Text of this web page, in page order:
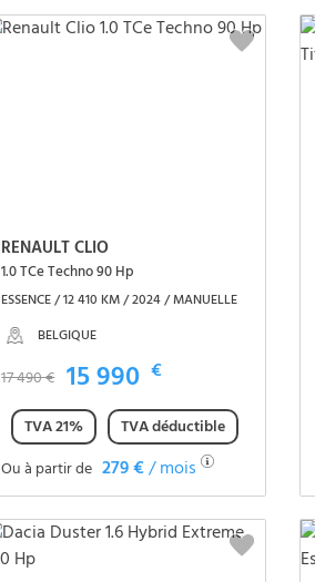
Voir le véhicule
RENAULT CLIO
1.0 TCe Techno 90 Hp
ESSENCE / 12 410 KM / 2024 / MANUELLE
BELGIQUE
17 490 € 15 990 €
TVA 21%
TVA déductible
Ou à partir de 279 €/ mois
Voir le véhicule